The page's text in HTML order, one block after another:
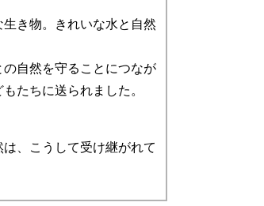
き物。きれいな水と自然
自然を守ることにつなが
たちに送られました。
、こうして受け継がれて